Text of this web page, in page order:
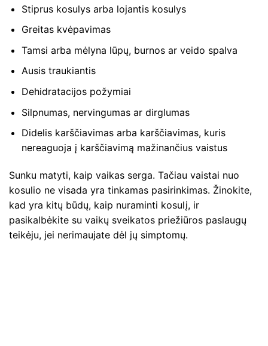
Stiprus kosulys arba lojantis kosulys
Greitas kvėpavimas
Tamsi arba mėlyna lūpų, burnos ar veido spalva
Ausis traukiantis
Dehidratacijos požymiai
Silpnumas, nervingumas ar dirglumas
Didelis karščiavimas arba karščiavimas, kuris
nereaguoja į karščiavimą mažinančius vaistus
Sunku matyti, kaip vaikas serga. Tačiau vaistai nuo
kosulio ne visada yra tinkamas pasirinkimas. Žinokite,
kad yra kitų būdų, kaip nuraminti kosulį, ir
pasikalbėkite su vaikų sveikatos priežiūros paslaugų
teikėju, jei nerimaujate dėl jų simptomų.